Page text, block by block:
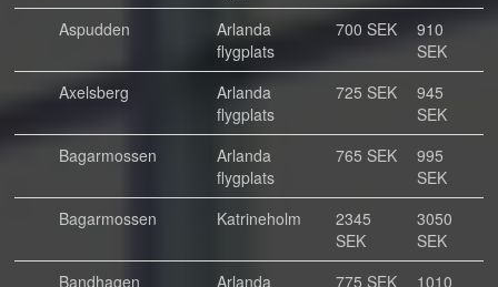
Aspudden
Arlanda
flygplats
700 SEK
910
SEK
Axelsberg
Arlanda
flygplats
725 SEK
945
SEK
Bagarmossen
Arlanda
flygplats
765 SEK
995
SEK
Bagarmossen
Katrineholm
2345
SEK
3050
SEK
Bandhagen
Arlanda 775 SEK 1010